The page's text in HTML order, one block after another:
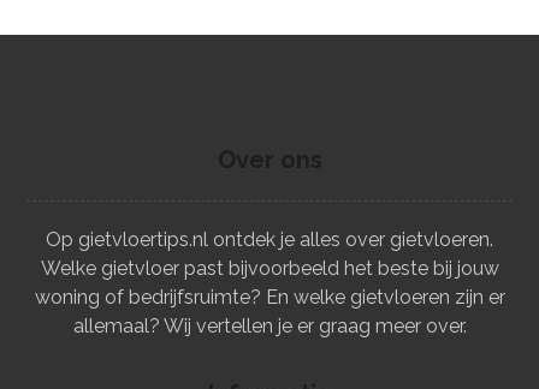
Op gietvloertips.nl ontdek je alles over gietvloeren.
Welke gietvloer past bijvoorbeeld het beste bij jouw
woning of bedrijfsruimte? En welke gietvloeren zijn er
allemaal? Wij vertellen je er graag meer over.